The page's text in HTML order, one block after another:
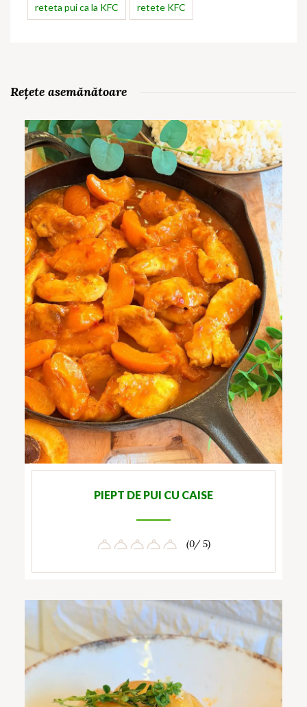
reteta pui ca la KFC retete KFC
Rețete asemănătoare
PIEPT DE PUI CU CAISE
(0/ 5)